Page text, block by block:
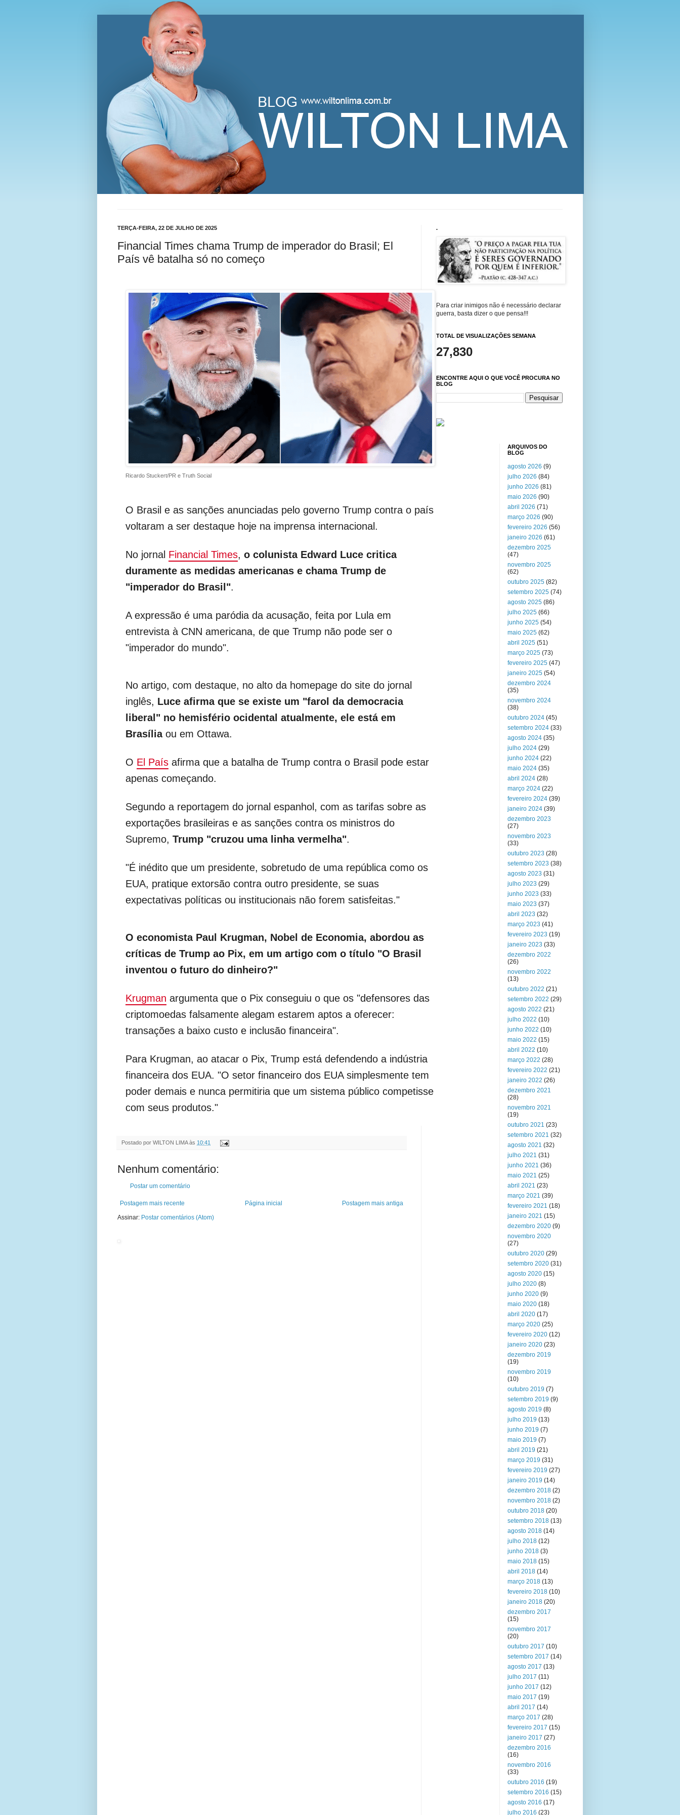
Blog Wilton Lima
TERÇA-FEIRA, 22 DE JULHO DE 2025
Financial Times chama Trump de imperador do Brasil; El
País vê batalha só no começo
Ricardo Stuckert/PR e Truth Social
O Brasil e as sanções anunciadas pelo governo Trump contra o país
voltaram a ser destaque hoje na imprensa internacional.
No jornal Financial Times, o colunista Edward Luce critica
duramente as medidas americanas e chama Trump de
"imperador do Brasil".
A expressão é uma paródia da acusação, feita por Lula em
entrevista à CNN americana, de que Trump não pode ser o
"imperador do mundo".
No artigo, com destaque, no alto da homepage do site do jornal
inglês, Luce afirma que se existe um "farol da democracia
liberal" no hemisfério ocidental atualmente, ele está em
Brasíliaou em Ottawa.
O El País afirma que a batalha de Trump contra o Brasil pode estar
apenas começando.
Segundo a reportagem do jornal espanhol, com as tarifas sobre as
exportações brasileiras e as sanções contra os ministros do
Supremo, Trump "cruzou uma linha vermelha".
"É inédito que um presidente, sobretudo de uma república como os
EUA, pratique extorsão contra outro presidente, se suas
expectativas políticas ou institucionais não forem satisfeitas."
O economista Paul Krugman, Nobel de Economia, abordou as
críticas de Trump ao Pix, em um artigo com o título "O Brasil
inventou o futuro do dinheiro?"
Krugman argumenta que o Pix conseguiu o que os "defensores das
criptomoedas falsamente alegam estarem aptos a oferecer:
transações a baixo custo e inclusão financeira".
Para Krugman, ao atacar o Pix, Trump está defendendo a indústria
financeira dos EUA. "O setor financeiro dos EUA simplesmente tem
poder demais e nunca permitiria que um sistema público competisse
com seus produtos."
Postado por WILTON LIMA às 10:41
Nenhum comentário:
Postar um comentário
Postagem mais recente Postagem mais antiga
Página inicial
Assinar: Postar comentários (Atom)
.
Para criar inimigos não é necessário declarar
guerra, basta dizer o que pensa!!!
TOTAL DE VISUALIZAÇÕES SEMANA
27,830
ENCONTRE AQUI O QUE VOCÊ PROCURA NO
BLOG
ARQUIVOS DO
BLOG
agosto 2026 (9)
julho 2026 (84)
junho 2026 (81)
maio 2026 (90)
abril 2026 (71)
março 2026 (90)
fevereiro 2026 (56)
janeiro 2026 (61)
dezembro 2025
(47)
novembro 2025
(62)
outubro 2025 (82)
setembro 2025 (74)
agosto 2025 (86)
julho 2025 (66)
junho 2025 (54)
maio 2025 (62)
abril 2025 (51)
março 2025 (73)
fevereiro 2025 (47)
janeiro 2025 (54)
dezembro 2024
(35)
novembro 2024
(38)
outubro 2024 (45)
setembro 2024 (33)
agosto 2024 (35)
julho 2024 (29)
junho 2024 (22)
maio 2024 (35)
abril 2024 (28)
março 2024 (22)
fevereiro 2024 (39)
janeiro 2024 (39)
dezembro 2023
(27)
novembro 2023
(33)
outubro 2023 (28)
setembro 2023 (38)
agosto 2023 (31)
julho 2023 (29)
junho 2023 (33)
maio 2023 (37)
abril 2023 (32)
março 2023 (41)
fevereiro 2023 (19)
janeiro 2023 (33)
dezembro 2022
(26)
novembro 2022
(13)
outubro 2022 (21)
setembro 2022 (29)
agosto 2022 (21)
julho 2022 (10)
junho 2022 (10)
maio 2022 (15)
abril 2022 (10)
março 2022 (28)
fevereiro 2022 (21)
janeiro 2022 (26)
dezembro 2021
(28)
novembro 2021
(19)
outubro 2021 (23)
setembro 2021 (32)
agosto 2021 (32)
julho 2021 (31)
junho 2021 (36)
maio 2021 (25)
abril 2021 (23)
março 2021 (39)
fevereiro 2021 (18)
janeiro 2021 (15)
dezembro 2020 (9)
novembro 2020
(27)
outubro 2020 (29)
setembro 2020 (31)
agosto 2020 (15)
julho 2020 (8)
junho 2020 (9)
maio 2020 (18)
abril 2020 (17)
março 2020 (25)
fevereiro 2020 (12)
janeiro 2020 (23)
dezembro 2019
(19)
novembro 2019
(10)
outubro 2019 (7)
setembro 2019 (9)
agosto 2019 (8)
julho 2019 (13)
junho 2019 (7)
maio 2019 (7)
abril 2019 (21)
março 2019 (31)
fevereiro 2019 (27)
janeiro 2019 (14)
dezembro 2018 (2)
novembro 2018 (2)
outubro 2018 (20)
setembro 2018 (13)
agosto 2018 (14)
julho 2018 (12)
junho 2018 (3)
maio 2018 (15)
abril 2018 (14)
março 2018 (13)
fevereiro 2018 (10)
janeiro 2018 (20)
dezembro 2017
(15)
novembro 2017
(20)
outubro 2017 (10)
setembro 2017 (14)
agosto 2017 (13)
julho 2017 (11)
junho 2017 (12)
maio 2017 (19)
abril 2017 (14)
março 2017 (28)
fevereiro 2017 (15)
janeiro 2017 (27)
dezembro 2016
(16)
novembro 2016
(33)
outubro 2016 (19)
setembro 2016 (15)
agosto 2016 (17)
julho 2016 (23)